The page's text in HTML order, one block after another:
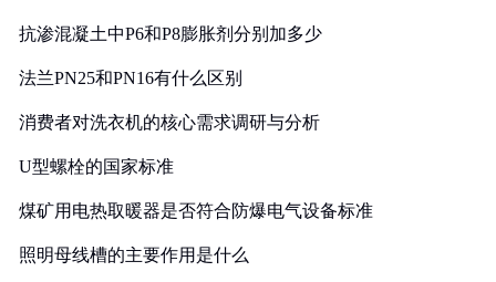
抗渗混凝土中P6和P8膨胀剂分别加多少
法兰PN25和PN16有什么区别
消费者对洗衣机的核心需求调研与分析
U型螺栓的国家标准
煤矿用电热取暖器是否符合防爆电气设备标准
照明母线槽的主要作用是什么